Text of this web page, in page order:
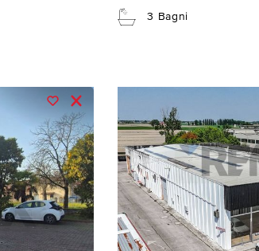
3 Bagni